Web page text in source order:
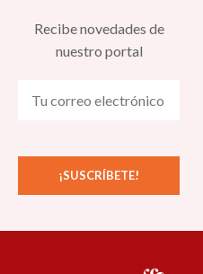
Recibe novedades de
nuestro portal